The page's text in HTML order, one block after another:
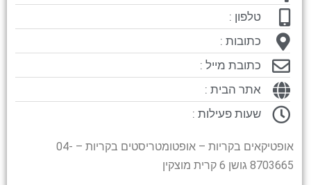
טלפון :
כתובות :
כתובת מייל :
אתר הבית :
שעות פעילות :
אופטיקאים בקריות – אופטומטריסטים בקריות – 04-
8703665 גושן 6 קרית מוצקין